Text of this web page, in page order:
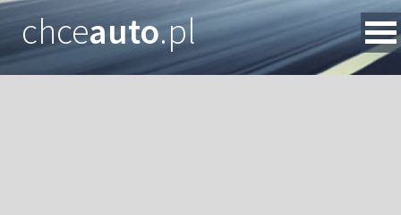
chceauto.pl